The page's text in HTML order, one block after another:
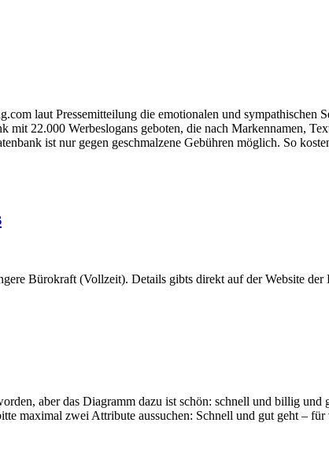
laut Pressemitteilung die emotionalen und sympathischen
22.000 Werbeslogans geboten, die nach Markennamen,
ist nur gegen geschmalzene Gebühren möglich. So
Bürokraft (Vollzeit). Details gibts direkt auf der Website der
aber das Diagramm dazu ist schön: schnell und billig und
maximal zwei Attribute aussuchen: Schnell und gut geht –